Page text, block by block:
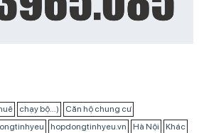
chạy bộ...)
Căn hộ chung cư
hopdongtinhyeu.vn Hà Nội
Khác